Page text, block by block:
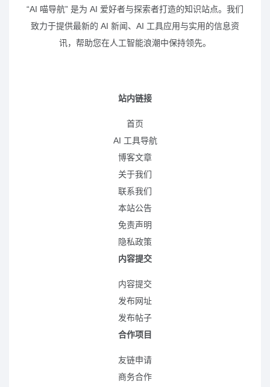
“AI 喵导航” 是为 AI 爱好者与探索者打造的知识站点。我们
致力于提供最新的 AI 新闻、AI 工具应用与实用的信息资
讯，帮助您在人工智能浪潮中保持领先。
站内链接
首页
AI 工具导航
博客文章
关于我们
联系我们
本站公告
免责声明
隐私政策
内容提交
内容提交
发布网址
发布帖子
合作项目
友链申请
商务合作